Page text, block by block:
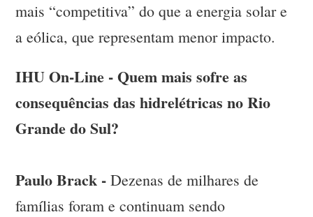
mais “competitiva” do que a energia solar e
a eólica, que representam menor impacto.
IHU On-Line - Quem mais sofre as
consequências das hidrelétricas no Rio
Grande do Sul?
Paulo Brack - Dezenas de milhares de
famílias foram e continuam sendo